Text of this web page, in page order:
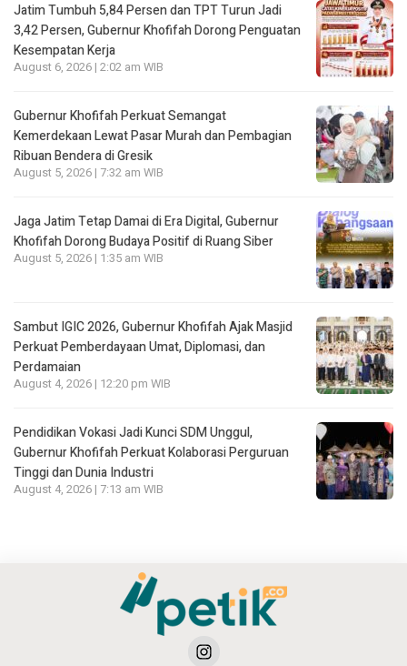
Jatim Tumbuh 5,84 Persen dan TPT Turun Jadi
3,42 Persen, Gubernur Khofifah Dorong Penguatan
Kesempatan Kerja
August 6, 2026 | 2:02 am WIB
Gubernur Khofifah Perkuat Semangat
Kemerdekaan Lewat Pasar Murah dan Pembagian
Ribuan Bendera di Gresik
August 5, 2026 | 7:32 am WIB
Jaga Jatim Tetap Damai di Era Digital, Gubernur
Khofifah Dorong Budaya Positif di Ruang Siber
August 5, 2026 | 1:35 am WIB
Sambut IGIC 2026, Gubernur Khofifah Ajak Masjid
Perkuat Pemberdayaan Umat, Diplomasi, dan
Perdamaian
August 4, 2026 | 12:20 pm WIB
Pendidikan Vokasi Jadi Kunci SDM Unggul,
Gubernur Khofifah Perkuat Kolaborasi Perguruan
Tinggi dan Dunia Industri
August 4, 2026 | 7:13 am WIB